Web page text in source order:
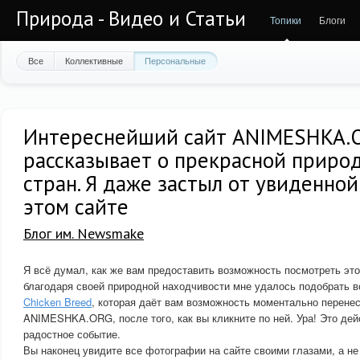
Природа - Видео и Статьи Топики Блоги
Все Коллективные Персональные
Интереснейший сайт
рассказывает о прекрасной
стран. Я даже застыл от
этом сайте
Блог им. Newsmake
Я всё думал, как же вам предоставить возможность посмотреть
благодаря своей природной находчивости мне удалось подобрать
Chicken Breed, которая даёт вам возможность моментально
ANIMESHKA.ORG, после того, как вы кликните по ней. Ура! Это
радостное событие.
Вы наконец увидите все фотографии на сайте своими глазами, а